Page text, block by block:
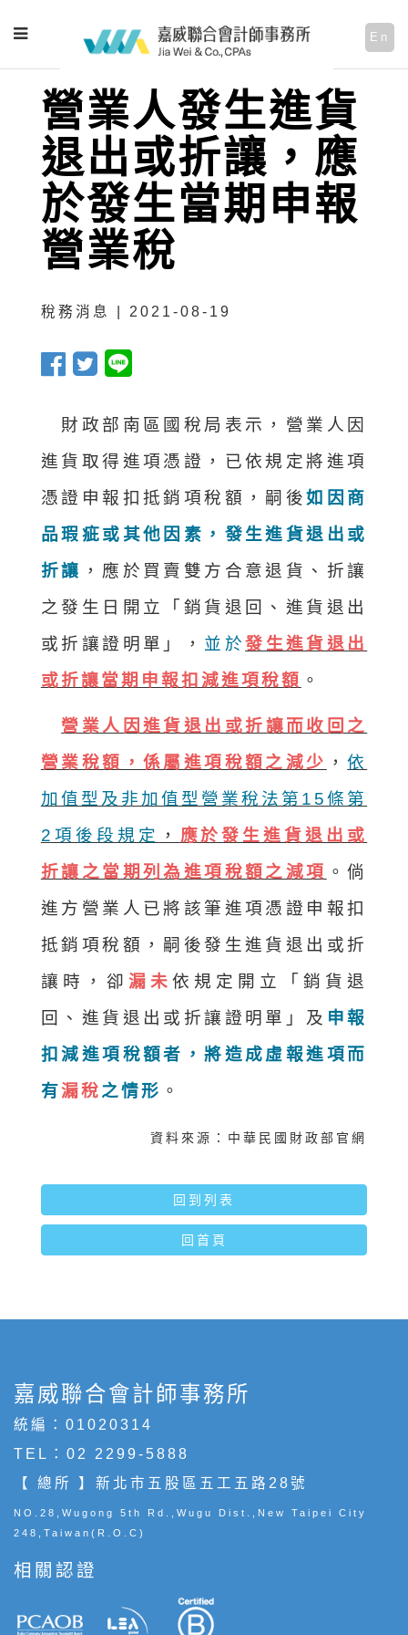
En
營業人發生進貨
退出或折讓，應
於發生當期申報
營業稅
稅務消息 | 2021-08-19
財政部南區國稅局表示，營業人因
進貨取得進項憑證，已依規定將進項
憑證申報扣抵銷項稅額，嗣後如因商
品瑕疵或其他因素，發生進貨退出或
折讓 ，應於買賣雙方合意退貨、折讓
之發生日開立「銷貨退回、進貨退出
或折讓證明單」， 並於發生進貨退出
或折讓當期申報扣減進項稅額 。
營業人因進貨退出或折讓而收回之
營業稅額，係屬進項稅額之減少 ，依
加值型及非加值型營業稅法第15條第
2項後段規定 ， 應於發生進貨退出或
折讓之當期列為進項稅額之減項 。倘
進方營業人已將該筆進項憑證申報扣
抵銷項稅額，嗣後發生進貨退出或折
讓時，卻 漏未 依規定開立「銷貨退
回、進貨退出或折讓證明單」及 申報
扣減進項稅額者，將造成虛報進項而
有漏稅之情形 。
資料來源：中華民國財政部官網
回到列表
回首頁
嘉威聯合會計師事務所
統編：01020314
TEL： 02 2299-5888
【 總所 】新北市五股區五工五路28號
NO.28,Wugong 5th Rd.,Wugu Dist.,New Taipei City
248,Taiwan(R.O.C)
相關認證